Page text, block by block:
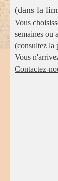
(dans la
Vous
semaines ou
(consultez la
Vous
Contactez-